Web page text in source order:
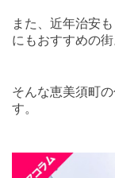
また、近年治安
にもおすすめの街
そんな恵美須町
す。